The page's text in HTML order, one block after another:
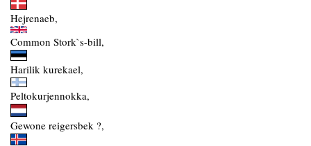
Hejrenaeb,
Common Stork`s-bill,
Harilik kurekael,
Peltokurjennokka,
Gewone reigersbek ?,